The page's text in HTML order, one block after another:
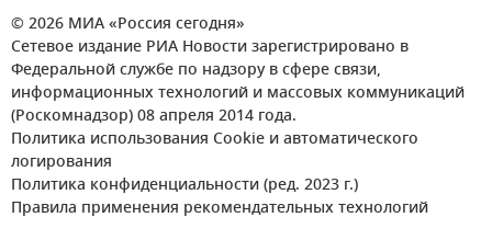
© 2026 МИА «Россия сегодня»
Сетевое издание РИА Новости зарегистрировано в
Федеральной службе по надзору в сфере связи,
информационных технологий и массовых коммуникаций
(Роскомнадзор) 08 апреля 2014 года.
Политика использования Cookie и автоматического
логирования
Политика конфиденциальности (ред. 2023 г.)
Правила применения рекомендательных технологий